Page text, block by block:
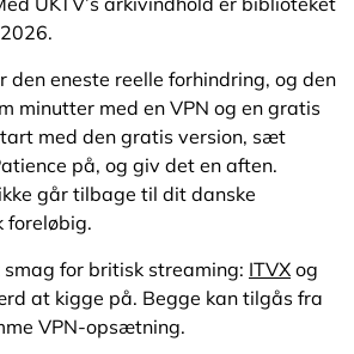
den eneste reelle forhindring, og den
minutter med en VPN og en gratis
med den gratis version, sæt
på, og giv det en aften.
går tilbage til dit danske
foreløbig.
for britisk streaming: ITVXog
at kigge på. Begge kan tilgås fra
VPN-opsætning.